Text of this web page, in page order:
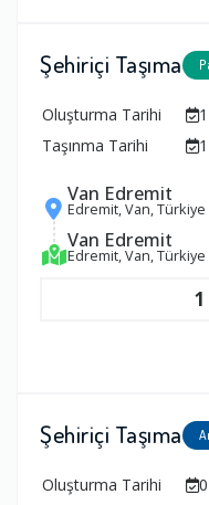
Şehiriçi Taşıma
Oluşturma Tarihi
Taşınma Tarihi
Van Edremit
Edremit, Van, Türkiye
Van Edremit
Edremit, Van, Türkiye
1
Şehiriçi Taşıma
Oluşturma Tarihi